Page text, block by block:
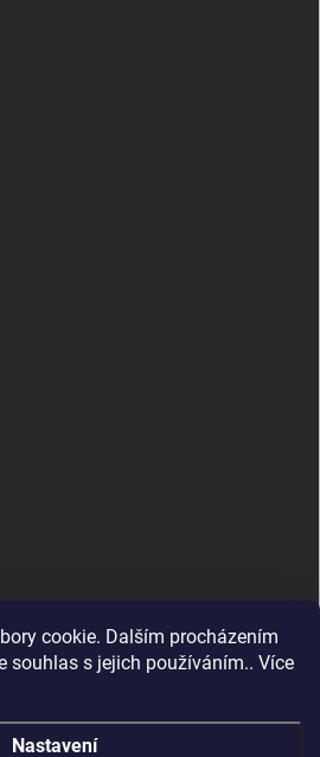
cookie. Dalším procházením
souhlas s jejich používáním.. Více
Nastavení